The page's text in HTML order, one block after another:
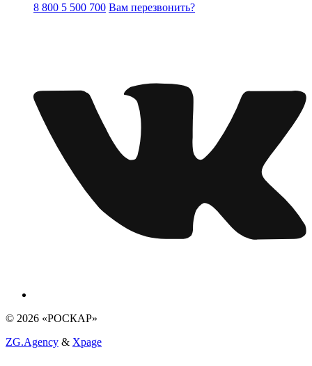
8 800 5 500 700 Вам перезвонить?
© 2026 «РОСКАР»
ZG.Agency & Xpage